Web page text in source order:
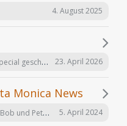
4. August 2025
Andreas Eschbach hat ein drei ??? Special geschrieben: "Die Auferstehung" 23. April 2026
Monica News
Mehr als "Die drei ???" – was Justus, Bob und Peter auch noch tun 5. April 2024